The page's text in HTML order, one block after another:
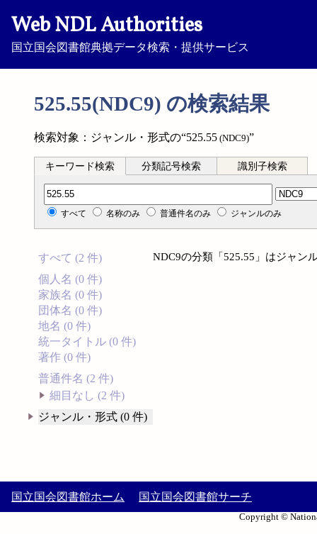
Web NDL Authorities
国立国会図書館典拠データ検索・提供サービス
525.55(NDC9) の検索結果
検索対象：ジャンル・形式の“525.55 (NDC9)”
キーワード検索 分類記号検索 識別子検索
分類記号検索
すべて 名称のみ 普通件名のみ ジャンルのみ
すべて (2 件)
個人名 (0 件)
家族名 (0 件)
団体名 (0 件)
地名 (0 件)
統一タイトル (0 件)
著作 (0 件)
普通件名 (2 件)
細目なし (2 件)
ジャンル・形式 (0 件)
NDC9の分類「525.55」はジャン
国立国会図書館ホーム 国立国会図書館サーチ
Copyright ©